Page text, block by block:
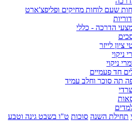
שעם לוחות מחיקים ופליפצ'ארט
הדרכה - כללי
ציון לייזר
ניקוי
ניקוי
חד פעמיים
תה סוכר וחלב עמיד
תחילת השנה סוכות ט"ו בשבט גינה וטבע